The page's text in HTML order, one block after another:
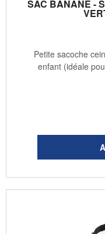
SAC BANANE -
Petite sacoche
enfant (idéale